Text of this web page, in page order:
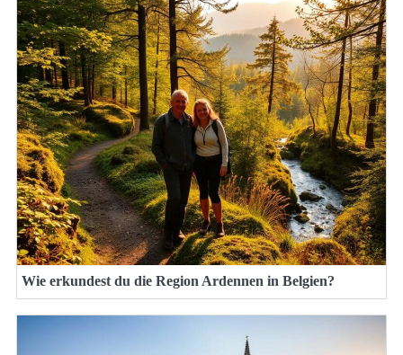
Wie erkundest du die Region Ardennen in Belgien?